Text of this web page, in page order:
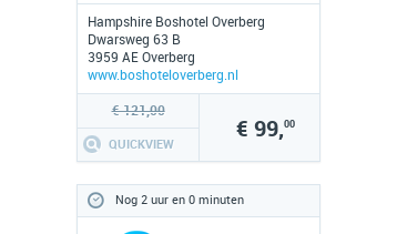
Hampshire Boshotel Overberg
Dwarsweg 63 B
3959 AE Overberg
www.boshoteloverberg.nl
€ 121,00
QUICKVIEW
€ 99,00
Nog 2 uur en 0 minuten